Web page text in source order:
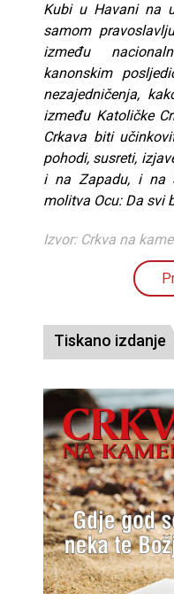
Kubi u Havani na
samom
između
kanonskim
nezajedničenja,
između Katoličke
Crkava biti
pohodi, susreti,
i na Zapadu, i na
molitva Ocu: Da svi
Izvor: Crkva na
Tiskano izdanje